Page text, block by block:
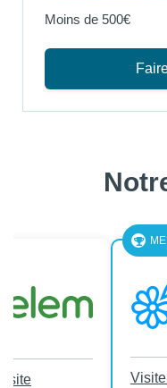
Moins de 500€
site